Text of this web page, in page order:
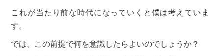
これが当たり前な時代になっていくと僕は考えていま
す。
では、この前提で何を意識したらよいのでしょうか？